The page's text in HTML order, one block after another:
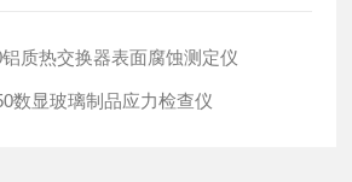
质热交换器表面腐蚀测定仪
数显玻璃制品应力检查仪